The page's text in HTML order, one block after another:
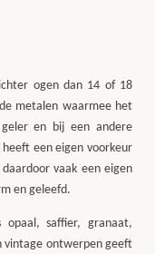
ogen dan 14 of 18
metalen waarmee het
en bij een andere
een eigen voorkeur
vaak een eigen
en geleefd.
saffier, granaat,
vintage ontwerpen geeft